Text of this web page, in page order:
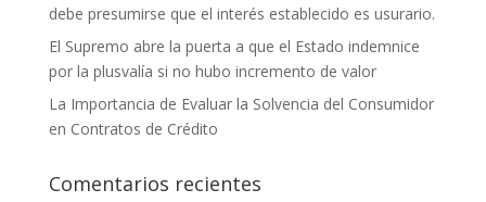
debe presumirse que el interés establecido es usurario.
El Supremo abre la puerta a que el Estado indemnice
por la plusvalía si no hubo incremento de valor
La Importancia de Evaluar la Solvencia del Consumidor
en Contratos de Crédito
Comentarios recientes